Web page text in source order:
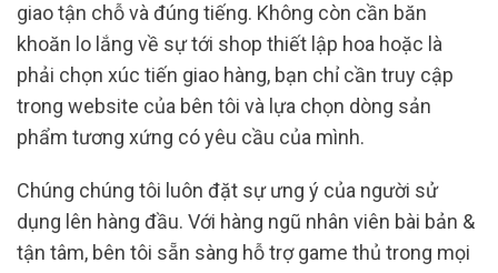
giao tận chỗ và đúng tiếng. Không còn cần băn
khoăn lo lắng về sự tới shop thiết lập hoa hoặc là
phải chọn xúc tiến giao hàng, bạn chỉ cần truy cập
trong website của bên tôi và lựa chọn dòng sản
phẩm tương xứng có yêu cầu của mình.
Chúng chúng tôi luôn đặt sự ưng ý của người sử
dụng lên hàng đầu. Với hàng ngũ nhân viên bài bản &
tận tâm, bên tôi sẵn sàng hỗ trợ game thủ trong mọi